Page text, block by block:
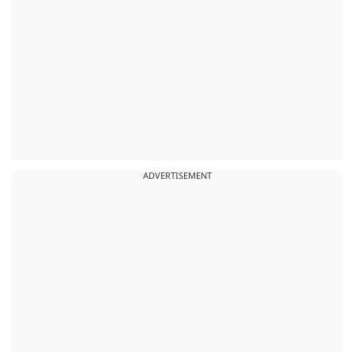
ADVERTISEMENT